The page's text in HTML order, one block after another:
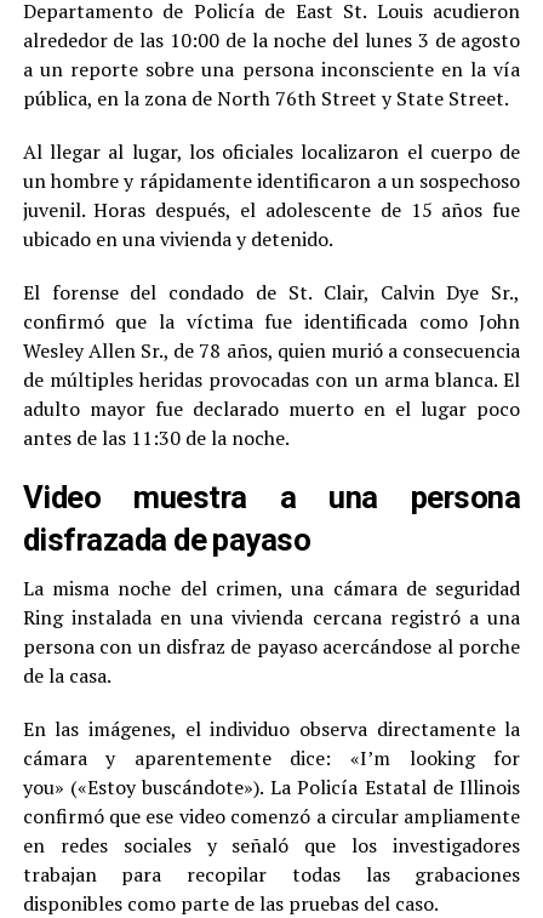
Departamento de Policía de East St. Louis acudieron
alrededor de las 10:00 de la noche del lunes 3 de agosto
a un reporte sobre una persona inconsciente en la vía
pública, en la zona de North 76th Street y State Street.
Al llegar al lugar, los oficiales localizaron el cuerpo de
un hombre y rápidamente identificaron a un sospechoso
juvenil. Horas después, el adolescente de 15 años fue
ubicado en una vivienda y detenido.
El forense del condado de St. Clair, Calvin Dye Sr.,
confirmó que la víctima fue identificada como John
Wesley Allen Sr., de 78 años, quien murió a consecuencia
de múltiples heridas provocadas con un arma blanca. El
adulto mayor fue declarado muerto en el lugar poco
antes de las 11:30 de la noche.
Video muestra a una persona
disfrazada de payaso
La misma noche del crimen, una cámara de seguridad
Ring instalada en una vivienda cercana registró a una
persona con un disfraz de payaso acercándose al porche
de la casa.
En las imágenes, el individuo observa directamente la
cámara y aparentemente dice: «I’m looking for
you» («Estoy buscándote»). La Policía Estatal de Illinois
confirmó que ese video comenzó a circular ampliamente
en redes sociales y señaló que los investigadores
trabajan para recopilar todas las grabaciones
disponibles como parte de las pruebas del caso.